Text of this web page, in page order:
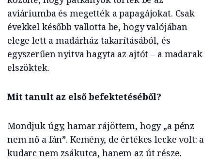
aviáriumba és megették a papagájokat. Csak
évekkel később vallotta be, hogy valójában
elege lett a madárház takarításából, és
egyszerűen nyitva hagyta az ajtót – a madarak
elszöktek.
Mit tanult az első befektetéséből?
Mondjuk úgy, hamar rájöttem, hogy „a pénz
nem nő a fán”. Kemény, de értékes lecke volt: a
kudarc nem zsákutca, hanem az út része.